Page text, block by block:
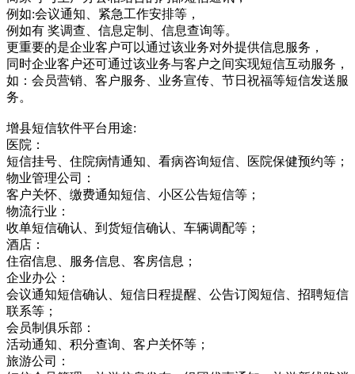
例如:会议通知、紧急工作安排等，
例如有 奖调查、信息定制、信息查询等。
更重要的是企业客户可以通过该业务对外提供信息服务，
同时企业客户还可通过该业务与客户之间实现短信互动服务，
如：会员营销、客户服务、业务宣传、节日祝福等短信发送服
务。
增县短信软件平台用途:
医院：
短信挂号、住院病情通知、看病咨询短信、医院保健预约等；
物业管理公司：
客户关怀、缴费通知短信、小区公告短信等；
物流行业：
收单短信确认、到货短信确认、车辆调配等；
酒店：
住宿信息、服务信息、客房信息；
企业办公：
会议通知短信确认、短信日程提醒、公告订阅短信、招聘短信
联系等；
会员制俱乐部：
活动通知、积分查询、客户关怀等；
旅游公司：